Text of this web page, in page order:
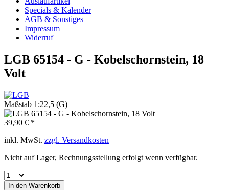
Specials & Kalender
AGB & Sonstiges
Impressum
Widerruf
LGB 65154 - G - Kobelschornstein, 18
Volt
Maßstab 1:22,5 (G)
39,90 € *
inkl. MwSt. zzgl. Versandkosten
Nicht auf Lager, Rechnungsstellung erfolgt wenn verfügbar.
In den Warenkorb